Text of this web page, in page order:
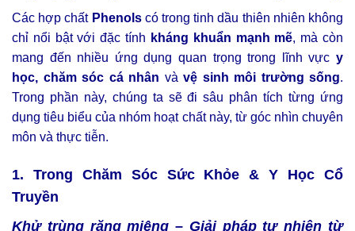
Các hợp chất Phenolscó trong tinh dầu thiên nhiên không
chỉ nổi bật với đặc tính kháng khuẩn mạnh mẽ, mà còn
mang đến nhiều ứng dụng quan trọng trong lĩnh vực y
học, chăm sóc cá nhân và vệ sinh môi trường sống.
Trong phần này, chúng ta sẽ đi sâu phân tích từng ứng
dụng tiêu biểu của nhóm hoạt chất này, từ góc nhìn chuyên
môn và thực tiễn.
1. Trong Chăm Sóc Sức Khỏe & Y Học Cổ
Truyền
Khử trùng răng miệng – Giải pháp tự nhiên từ